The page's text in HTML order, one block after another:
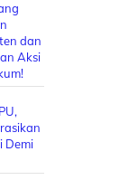
dan
Aksi
Demi